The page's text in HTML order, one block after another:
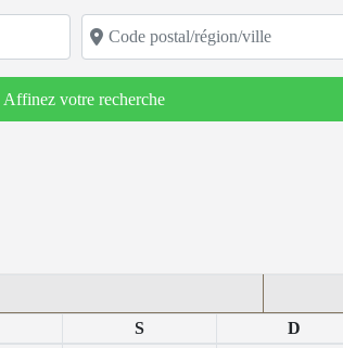
Code postal/région/ville
Affinez votre recherche
S D